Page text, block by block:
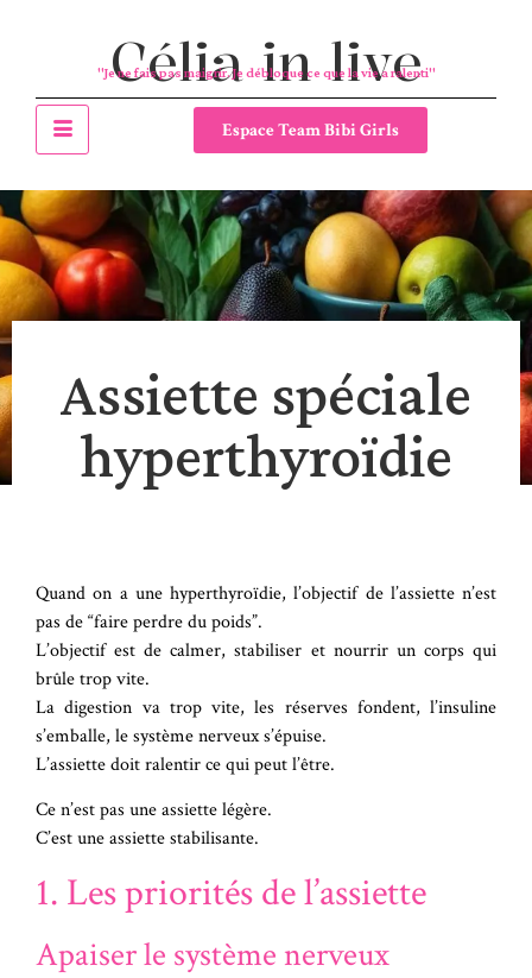
Célia in live
"Je ne fais pas maigrir. Je débloque ce que la vie a ralenti"
Espace Team Bibi Girls
Assiette spéciale
hyperthyroïdie
Quand on a une hyperthyroïdie, l’objectif de l’assiette n’est
pas de “faire perdre du poids”.
L’objectif est de calmer, stabiliser et nourrir un corps qui
brûle trop vite.
La digestion va trop vite, les réserves fondent, l’insuline
s’emballe, le système nerveux s’épuise.
L’assiette doit ralentir ce qui peut l’être.
Ce n’est pas une assiette légère.
C’est une assiette stabilisante.
1. Les priorités de l’assiette
Apaiser le système nerveux